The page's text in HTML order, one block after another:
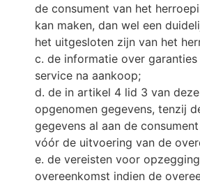
de consument van het
kan maken, dan wel een
het uitgesloten zijn van het
c. de informatie over garanties
service na aankoop;
d. de in artikel 4 lid 3 van
opgenomen gegevens, tenzij
gegevens al aan de
vóór de uitvoering van de
e. de vereisten voor
overeenkomst indien de